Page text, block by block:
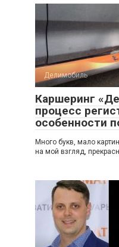
Делимобиль
Каршеринг
процесс
особенности
Много букв, мало
на мой взгляд,